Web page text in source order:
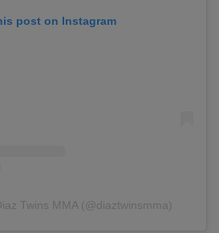
post on Instagram
Twins MMA (@diaztwinsmma)